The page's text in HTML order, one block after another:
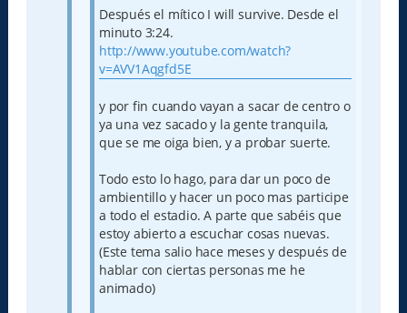
Después el mítico I will survive. Desde el
minuto 3:24.
http://www.youtube.com/watch?
v=AVV1Aqgfd5E
y por fin cuando vayan a sacar de centro o
ya una vez sacado y la gente tranquila,
que se me oiga bien, y a probar suerte.
Todo esto lo hago, para dar un poco de
ambientillo y hacer un poco mas participe
a todo el estadio. A parte que sabéis que
estoy abierto a escuchar cosas nuevas.
(Este tema salio hace meses y después de
hablar con ciertas personas me he
animado)